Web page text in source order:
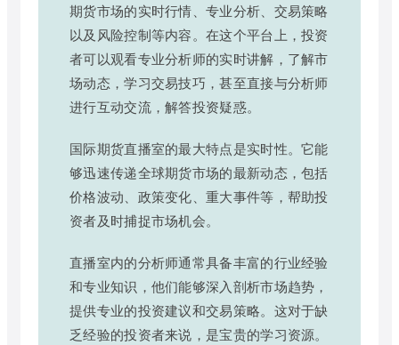
期货市场的实时行情、专业分析、交易策略
以及风险控制等内容。在这个平台上，投资
者可以观看专业分析师的实时讲解，了解市
场动态，学习交易技巧，甚至直接与分析师
进行互动交流，解答投资疑惑。
国际期货直播室的最大特点是实时性。它能
够迅速传递全球期货市场的最新动态，包括
价格波动、政策变化、重大事件等，帮助投
资者及时捕捉市场机会。
直播室内的分析师通常具备丰富的行业经验
和专业知识，他们能够深入剖析市场趋势，
提供专业的投资建议和交易策略。这对于缺
乏经验的投资者来说，是宝贵的学习资源。